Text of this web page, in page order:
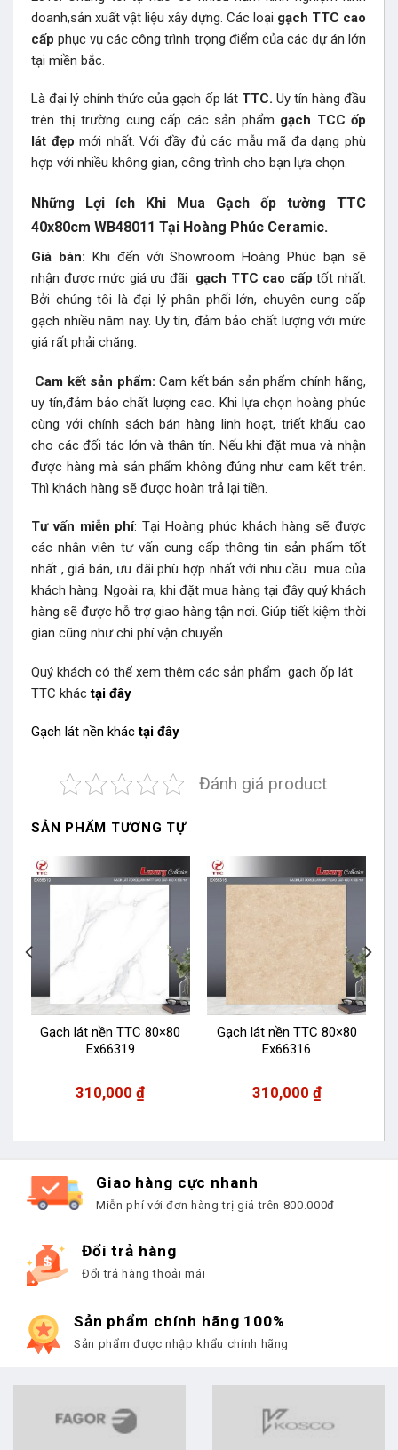
doanh,sản xuất vật liệu xây dựng. Các loại gạch TTC cao
cấp phục vụ các công trình trọng điểm của các dự án lớn
tại miền bắc.
Là đại lý chính thức của gạch ốp látTTC. Uy tín hàng đầu
trên thị trường cung cấp các sản phẩm gạch TCC ốp
lát đẹp mới nhất. Với đầy đủ các mẫu mã đa dạng phù
hợp với nhiều không gian, công trình cho bạn lựa chọn.
Những Lợi ích Khi Mua Gạch ốp tường TTC
40x80cm WB48011 Tại Hoàng Phúc Ceramic.
Giá bán: Khi đến với Showroom Hoàng Phúc bạn sẽ
nhận được mức giá ưu đãi gạch TTC cao cấp tốt nhất.
Bởi chúng tôi là đại lý phân phối lớn, chuyên cung cấp
gạch nhiều năm nay. Uy tín, đảm bảo chất lượng với mức
giá rất phải chăng.
Cam kết sản phẩm: Cam kết bán sản phẩm chính hãng,
uy tín,đảm bảo chất lượng cao. Khi lựa chọn hoàng phúc
cùng với chính sách bán hàng linh hoạt, triết khấu cao
cho các đối tác lớn và thân tín. Nếu khi đặt mua và nhận
được hàng mà sản phẩm không đúng như cam kết trên.
Thì khách hàng sẽ được hoàn trả lại tiền.
Tư vấn miễn phí: Tại Hoàng phúc khách hàng sẽ được
các nhân viên tư vấn cung cấp thông tin sản phẩm tốt
nhất , giá bán, ưu đãi phù hợp nhất với nhu cầu mua của
khách hàng. Ngoài ra, khi đặt mua hàng tại đây quý khách
hàng sẽ được hỗ trợ giao hàng tận nơi. Giúp tiết kiệm thời
gian cũng như chi phí vận chuyển.
Quý khách có thể xem thêm các sản phẩm gạch ốp lát
TTC khác tại đây
Gạch lát nền kháctại đây
Đánh giá product
SẢN PHẨM TƯƠNG TỰ
Gạch lát nền TTC 80×80
Ex66319
310,000₫
Gạch lát nền TTC 80×80
Ex66316
310,000 ₫
Giao hàng cực nhanh
Miễn phí với đơn hàng trị giá trên 800.000đ
Đổi trả hàng
Đổi trả hàng thoải mái
Sản phẩm chính hãng 100%
Sản phẩm được nhập khẩu chính hãng